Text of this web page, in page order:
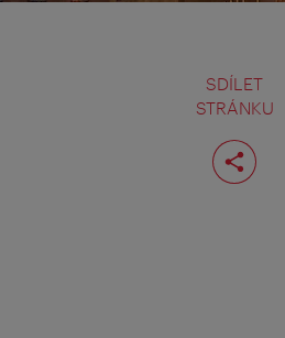
SDÍLET
STRÁNKU
Rozdělit
stranu